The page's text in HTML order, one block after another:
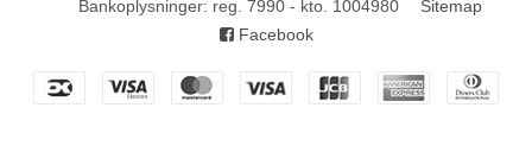
Bankoplysninger: reg. 7990 - kto. 1004980
Sitemap
Facebook